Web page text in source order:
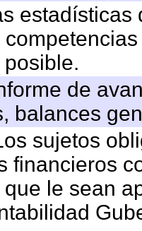
de
balances
sujetos
financieros
le sean